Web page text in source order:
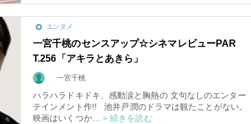
エンタメ
一宮千桃のセンスアップ☆シネマレビューPAR
T.256「アキラとあきら」
一宮千桃
ハラハラドキドキ、感動涙と胸熱の 文句なしのエンター
テインメント作!! 池井戸潤のドラマは観たことがない。
映画はいくつか… > 続きを読む